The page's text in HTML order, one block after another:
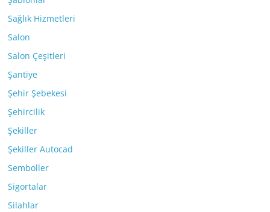
Sağlık Hizmetleri
Salon
Salon Çeşitleri
Şantiye
Şehir Şebekesi
Şehircilik
Şekiller
Şekiller Autocad
Semboller
Sigortalar
Silahlar